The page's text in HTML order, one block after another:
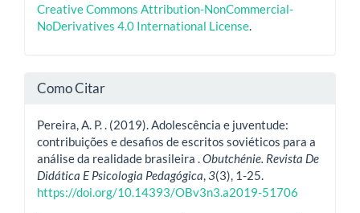
Creative Commons Attribution-NonCommercial-
NoDerivatives 4.0 International License
Como Citar
Pereira, A. P. . (2019). Adolescência e juventude:
contribuições e desafios de escritos soviéticos para a
análise da realidade brasileira .Obutchénie. Revista De
Didática E Psicologia Pedagógica,3(3), 1-25.
https://doi.org/10.14393/OBv3n3.a2019-51706